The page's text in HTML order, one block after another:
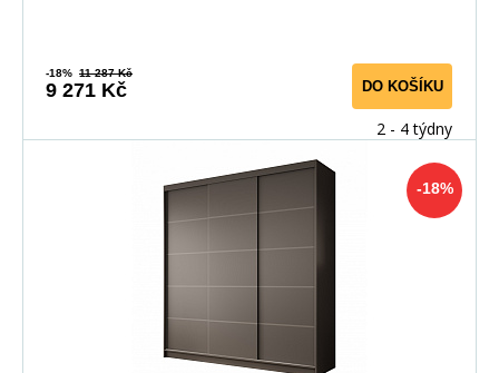
-18% 11 287 Kč
9 271 Kč DO KOŠÍKU
2 - 4 týdny
-18%